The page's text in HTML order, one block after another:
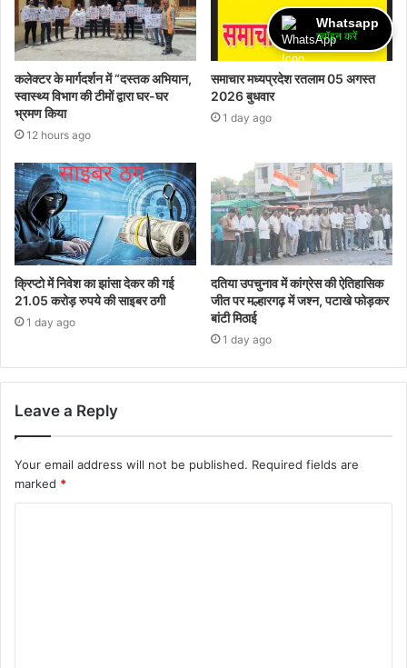
कलेक्टर के मार्गदर्शन में “दस्तक अभियान,‌
स्वास्थ्य विभाग की टीमों द्वारा घर-घर
भ्रमण किया
12 hours ago
समाचार मध्यप्रदेश रतलाम 05 अगस्त
2026 बुधवार
1 day ago
क्रिप्टो में निवेश का झांसा देकर की गई
21.05 करोड़ रुपये की साइबर ठगी
1 day ago
दतिया उपचुनाव में कांग्रेस की ऐतिहासिक
जीत पर मल्हारगढ़ में जश्न, पटाखे फोड़कर
बांटी मिठाई
1 day ago
Leave a Reply
Your email address will not be published. Required fields are
marked *
Whatsapp
ज्वॉइन करें